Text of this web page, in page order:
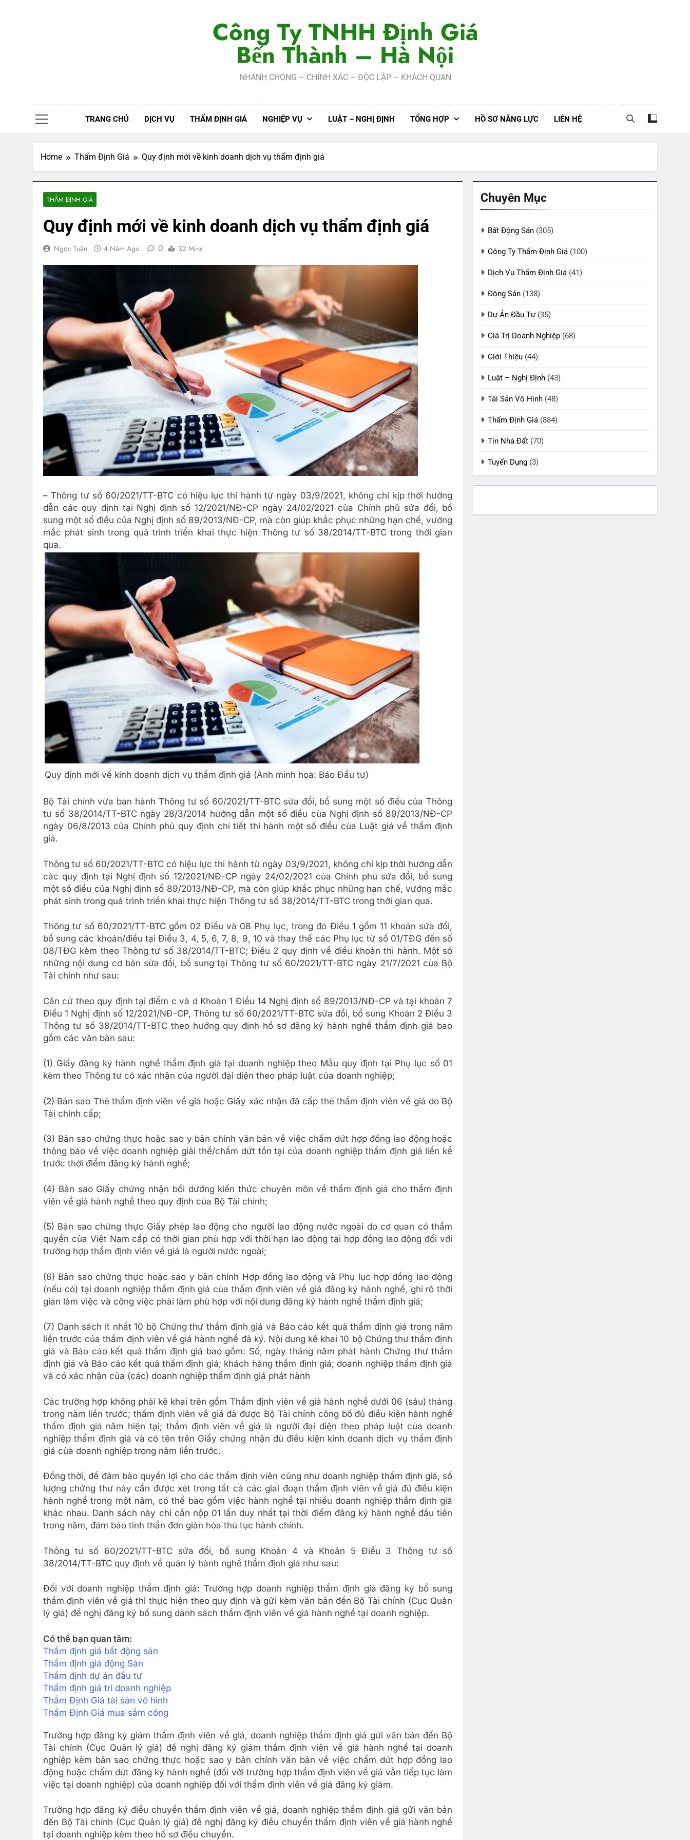
Công Ty TNHH Định Giá
Bến Thành – Hà Nội
NHANH CHÓNG – CHÍNH XÁC – ĐỘC LẬP – KHÁCH QUAN
TRANG CHỦ DỊCH VỤ THẨM ĐỊNH GIÁ NGHIỆP VỤ LUẬT – NGHỊ ĐỊNH TỔNG HỢP HỒ SƠ NĂNG LỰC LIÊN HỆ
Home Thẩm Định Giá Quy định mới về kinh doanh dịch vụ thẩm định giá
THẨM ĐỊNH GIÁ
Quy định mới về kinh doanh dịch vụ thẩm định giá
Ngọc Tuân 4 Năm Ago 0 32 Mins
– Thông tư số 60/2021/TT-BTC có hiệu lực thi hành từ ngày 03/9/2021, không chỉ kịp thời hướng
dẫn các quy định tại Nghị định số 12/2021/NĐ-CP ngày 24/02/2021 của Chính phủ sửa đổi, bổ
sung một số điều của Nghị định số 89/2013/NĐ-CP, mà còn giúp khắc phục những hạn chế, vướng
mắc phát sinh trong quá trình triển khai thực hiện Thông tư số 38/2014/TT-BTC trong thời gian
qua.
Quy định mới về kinh doanh dịch vụ thẩm định giá (Ảnh minh họa: Báo Đầu tư)
Bộ Tài chính vừa ban hành Thông tư số 60/2021/TT-BTC sửa đổi, bổ sung một số điều của Thông
tư số 38/2014/TT-BTC ngày 28/3/2014 hướng dẫn một số điều của Nghị định số 89/2013/NĐ-CP
ngày 06/8/2013 của Chính phủ quy định chi tiết thi hành một số điều của Luật giá về thẩm định
giá.
Thông tư số 60/2021/TT-BTC có hiệu lực thi hành từ ngày 03/9/2021, không chỉ kịp thời hướng dẫn
các quy định tại Nghị định số 12/2021/NĐ-CP ngày 24/02/2021 của Chính phủ sửa đổi, bổ sung
một số điều của Nghị định số 89/2013/NĐ-CP, mà còn giúp khắc phục những hạn chế, vướng mắc
phát sinh trong quá trình triển khai thực hiện Thông tư số 38/2014/TT-BTC trong thời gian qua.
Thông tư số 60/2021/TT-BTC gồm 02 Điều và 08 Phụ lục, trong đó Điều 1 gồm 11 khoản sửa đổi,
bổ sung các khoản/điều tại Điều 3, 4, 5, 6, 7, 8, 9, 10 và thay thế các Phụ lục từ số 01/TĐG đến số
08/TĐG kèm theo Thông tư số 38/2014/TT-BTC; Điều 2 quy định về điều khoản thi hành. Một số
những nội dung cơ bản sửa đổi, bổ sung tại Thông tư số 60/2021/TT-BTC ngày 21/7/2021 của Bộ
Tài chính như sau:
Căn cứ theo quy định tại điểm c và d Khoản 1 Điều 14 Nghị định số 89/2013/NĐ-CP và tại khoản 7
Điều 1 Nghị định số 12/2021/NĐ-CP, Thông tư số 60/2021/TT-BTC sửa đổi, bổ sung Khoản 2 Điều 3
Thông tư số 38/2014/TT-BTC theo hướng quy định hồ sơ đăng ký hành nghề thẩm định giá bao
gồm các văn bản sau:
(1) Giấy đăng ký hành nghề thẩm định giá tại doanh nghiệp theo Mẫu quy định tại Phụ lục số 01
kèm theo Thông tư có xác nhận của người đại diện theo pháp luật của doanh nghiệp;
(2) Bản sao Thẻ thẩm định viên về giá hoặc Giấy xác nhận đã cấp thẻ thẩm định viên về giá do Bộ
Tài chính cấp;
(3) Bản sao chứng thực hoặc sao y bản chính văn bản về việc chấm dứt hợp đồng lao động hoặc
thông báo về việc doanh nghiệp giải thể/chấm dứt tồn tại của doanh nghiệp thẩm định giá liền kề
trước thời điểm đăng ký hành nghề;
(4) Bản sao Giấy chứng nhận bồi dưỡng kiến thức chuyên môn về thẩm định giá cho thẩm định
viên về giá hành nghề theo quy định của Bộ Tài chính;
(5) Bản sao chứng thực Giấy phép lao động cho người lao động nước ngoài do cơ quan có thẩm
quyền của Việt Nam cấp có thời gian phù hợp với thời hạn lao động tại hợp đồng lao động đối với
trường hợp thẩm định viên về giá là người nước ngoài;
(6) Bản sao chứng thực hoặc sao y bản chính Hợp đồng lao động và Phụ lục hợp đồng lao động
(nếu có) tại doanh nghiệp thẩm định giá của thẩm định viên về giá đăng ký hành nghề, ghi rõ thời
gian làm việc và công việc phải làm phù hợp với nội dung đăng ký hành nghề thẩm định giá;
(7) Danh sách ít nhất 10 bộ Chứng thư thẩm định giá và Báo cáo kết quả thẩm định giá trong năm
liền trước của thẩm định viên về giá hành nghề đã ký. Nội dung kê khai 10 bộ Chứng thư thẩm định
giá và Báo cáo kết quả thẩm định giá bao gồm: Số, ngày tháng năm phát hành Chứng thư thẩm
định giá và Báo cáo kết quả thẩm định giá; khách hàng thẩm định giá; doanh nghiệp thẩm định giá
và có xác nhận của (các) doanh nghiệp thẩm định giá phát hành
Các trường hợp không phải kê khai trên gồm Thẩm định viên về giá hành nghề dưới 06 (sáu) tháng
trong năm liền trước; thẩm định viên về giá đã được Bộ Tài chính công bố đủ điều kiện hành nghề
thẩm định giá năm hiện tại; thẩm định viên về giá là người đại diện theo pháp luật của doanh
nghiệp thẩm định giá và có tên trên Giấy chứng nhận đủ điều kiện kinh doanh dịch vụ thẩm định
giá của doanh nghiệp trong năm liền trước.
Đồng thời, để đảm bảo quyền lợi cho các thẩm định viên cũng như doanh nghiệp thẩm định giá, số
lượng chứng thư này cần được xét trong tất cả các giai đoạn thẩm định viên về giá đủ điều kiện
hành nghề trong một năm, có thể bao gồm việc hành nghề tại nhiều doanh nghiệp thẩm định giá
khác nhau. Danh sách này chỉ cần nộp 01 lần duy nhất tại thời điểm đăng ký hành nghề đầu tiên
trong năm, đảm bảo tinh thần đơn giản hóa thủ tục hành chính.
Thông tư số 60/2021/TT-BTC sửa đổi, bổ sung Khoản 4 và Khoản 5 Điều 3 Thông tư số
38/2014/TT-BTC quy định về quản lý hành nghề thẩm định giá như sau:
Đối với doanh nghiệp thẩm định giá: Trường hợp doanh nghiệp thẩm định giá đăng ký bổ sung
thẩm định viên về giá thì thực hiện theo quy định và gửi kèm văn bản đến Bộ Tài chính (Cục Quản
lý giá) đề nghị đăng ký bổ sung danh sách thẩm định viên về giá hành nghề tại doanh nghiệp.
Có thể bạn quan tâm:
Thẩm định giá bất động sản
Thẩm định giá động Sản
Thẩm định dự án đầu tư
Thẩm định giá tri doanh nghiệp
Thẩm Định Giá tài sản vô hình
Thẩm Định Giá mua sắm công
Trường hợp đăng ký giảm thẩm định viên về giá, doanh nghiệp thẩm định giá gửi văn bản đến Bộ
Tài chính (Cục Quản lý giá) đề nghị đăng ký giảm thẩm định viên về giá hành nghề tại doanh
nghiệp kèm bản sao chứng thực hoặc sao y bản chính văn bản về việc chấm dứt hợp đồng lao
động hoặc chấm dứt đăng ký hành nghề (đối với trường hợp thẩm định viên về giá vẫn tiếp tục làm
việc tại doanh nghiệp) của doanh nghiệp đối với thẩm định viên về giá đăng ký giảm.
Trường hợp đăng ký điều chuyển thẩm định viên về giá, doanh nghiệp thẩm định giá gửi văn bản
đến Bộ Tài chính (Cục Quản lý giá) đề nghị đăng ký điều chuyển thẩm định viên về giá hành nghề
tại doanh nghiệp kèm theo hồ sơ điều chuyển.
Chuyên Mục
Bất Động Sản (305)
Công Ty Thẩm Định Giá (100)
Dịch Vụ Thẩm Định Giá (41)
Động Sản (138)
Dự Án Đầu Tư(35)
Giá Trị Doanh Nghiệp (68)
Giới Thiệu (44)
Luật – Nghị Định (43)
Tài Sản Vô Hình (48)
Thẩm Định Giá (884)
Tin Nhà Đất (70)
Tuyển Dụng (3)